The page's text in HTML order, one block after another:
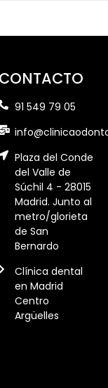
CONTACTO
91 549 79 05
Plaza del Conde
del Valle de
Súchil 4 - 28015
Madrid. Junto al
metro/glorieta
de San
Bernardo
Clínica dental
en Madrid
Centro
Argüelles